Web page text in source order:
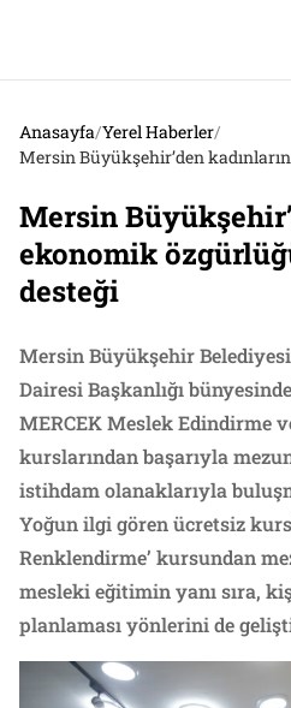
Anasayfa/Yerel Haberler/
Mersin
ekonomik
desteği
Mersin Büyükşehir
Dairesi Başkanlığı
MERCEK Meslek Edindirme
kurslarından başarıyla
istihdam olanaklarıyla
Yoğun ilgi gören ücretsiz
Renklendirme’ kursundan
mesleki eğitimin yanı sıra,
planlaması yönlerini de